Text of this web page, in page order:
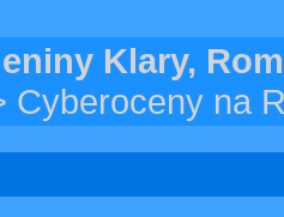
Klary,
Cyberoceny na